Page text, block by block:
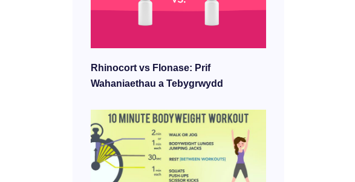
Rhinocort vs Flonase: Prif
Wahaniaethau a Tebygrwydd